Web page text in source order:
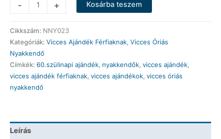
-
Óriás
Nyakkendő
-
Boldog
60.
Szülinapot!
kék
-
mennyiség
+ Kosárba teszem
Cikkszám: NNY023
Kategóriák: Vicces Ajándék Férfiaknak, Vicces Óriás
Nyakkendő
Címkék: 60.szülinapi ajándék, nyakkendők, vicces ajándék,
vicces ajándék férfiaknak, vicces ajándékok, vicces óriás
nyakkendő
Leírás